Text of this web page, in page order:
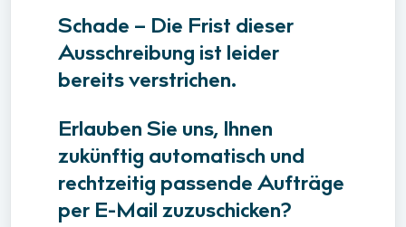
Schade – Die Frist dieser
Ausschreibung ist leider
bereits verstrichen.
Erlauben Sie uns, Ihnen
zukünftig automatisch und
rechtzeitig passende Aufträge
per E-Mail zuzuschicken?